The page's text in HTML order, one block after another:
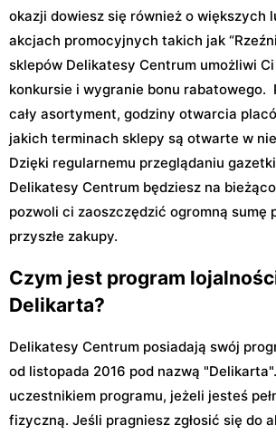
okazji dowiesz się również o większych
akcjach promocyjnych takich jak
sklepów Delikatesy Centrum umożliwi
konkursie i wygranie bonu rabatowego.
cały asortyment, godziny otwarcia
jakich terminach sklepy są otwarte w
Dzięki regularnemu przeglądaniu
Delikatesy Centrum będziesz na
pozwoli ci zaoszczędzić ogromną sumę
przyszłe zakupy.
Czym jest program
Delikarta?
Delikatesy Centrum posiadają swój
od listopada 2016 pod nazwą
uczestnikiem programu, jeżeli jesteś
fizyczną. Jeśli pragniesz zgłosić się do